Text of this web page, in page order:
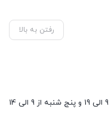
رفتن به بالا